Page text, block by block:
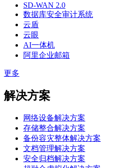
SD-WAN 2.0
数据库安全审计系统
云盾
云眼
AI一体机
阿里企业邮箱
更多
解决方案
网络设备解决方案
存储整合解决方案
备份容灾整体解决方案
文档管理解决方案
安全归档解决方案